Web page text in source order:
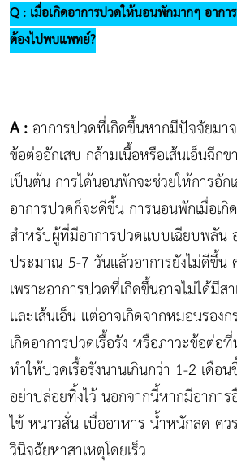
Q : เมื่อเกิดอาการปวดให้นอนพักมากๆ อากา
ต้องไปพบแพทย์?
A :อาการปวดที่เกิดขึ้นหากมีปัจจัยมา
ข้อต่ออักเสบ กล้ามเนื้อหรือเส้นเอ็นฉีก
เป็นต้น การได้นอนพักจะช่วยให้การอัก
อาการปวดก็จะดีขึ้น การนอนพักเมื่อเกิ
สำหรับผู้ที่มีอาการปวดแบบเฉียบพลัน
ประมาณ 5-7 วันแล้วอาการยังไม่ดีขึ้
เพราะอาการปวดที่เกิดขึ้นอาจไม่ได้มีส
และเส้นเอ็น แต่อาจเกิดจากหมอนรอง
เกิดอาการปวดเรื้อรัง หรือภาวะข้อต่อ
ทำให้ปวดเรื้อรังนานเกินกว่า 1-2 เดือ
อย่าปล่อยทิ้งไว้ นอกจากนี้หากมีอากา
ไข้ หนาวสั่น เบื่ออาหาร น้ำหนักลด ค
วินิจฉัยหาสาเหตุโดยเร็ว